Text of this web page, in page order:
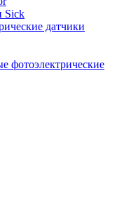
Sick
датчики
фотоэлектрические